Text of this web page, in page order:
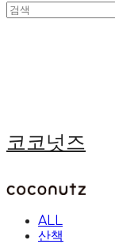
코코넛즈
ALL
산책